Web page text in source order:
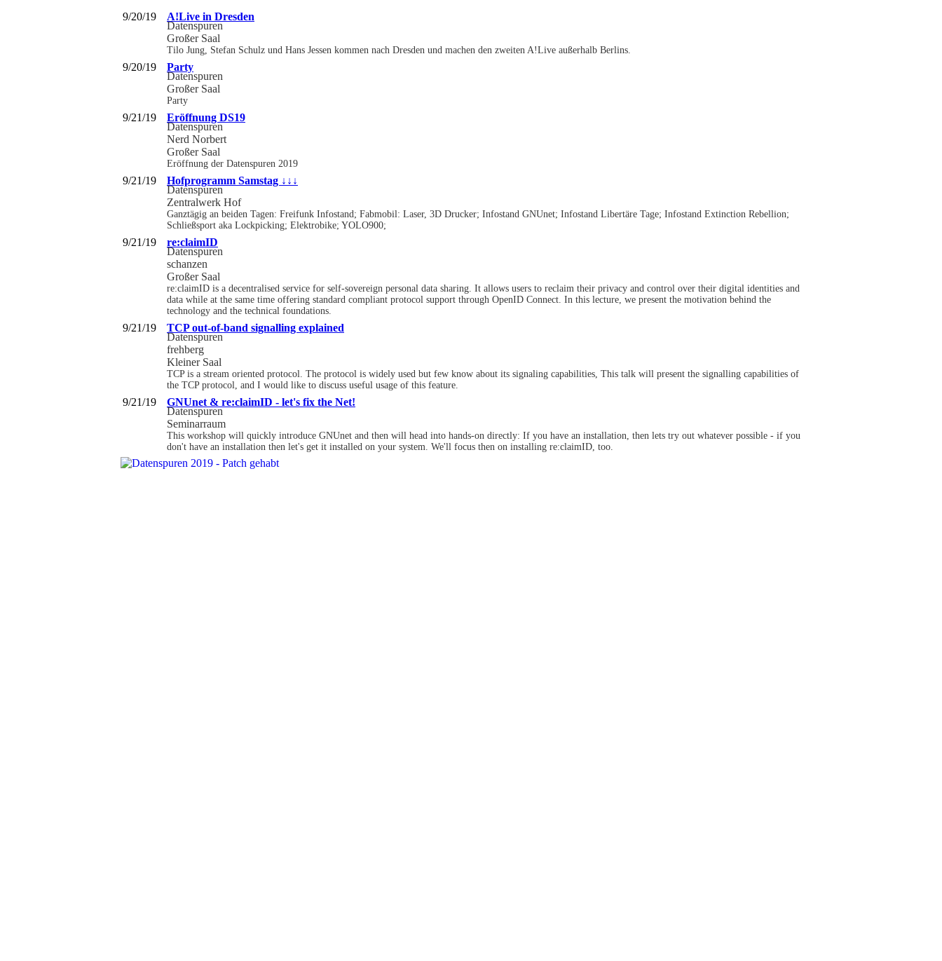
9/20/19 A!Live in Dresden
Datenspuren
Großer Saal
Tilo Jung, Stefan Schulz und Hans Jessen kommen nach Dresden und machen den zweiten A!Live außerhalb Berlins.
9/20/19 Party
Datenspuren
Großer Saal
Party
9/21/19 Eröffnung DS19
Datenspuren
Nerd Norbert
Großer Saal
Eröffnung der Datenspuren 2019
9/21/19 Hofprogramm Samstag ↓↓↓
Datenspuren
Zentralwerk Hof
Ganztägig an beiden Tagen: Freifunk Infostand; Fabmobil: Laser, 3D Drucker; Infostand GNUnet; Infostand Libertäre Tage; Infostand Extinction Rebellion;
Schließsport aka Lockpicking; Elektrobike; YOLO900;
9/21/19 re:claimID
Datenspuren
schanzen
Großer Saal
re:claimID is a decentralised service for self-sovereign personal data sharing. It allows users to reclaim their privacy and control over their digital identities and
data while at the same time offering standard compliant protocol support through OpenID Connect. In this lecture, we present the motivation behind the
technology and the technical foundations.
9/21/19 TCP out-of-band signalling explained
Datenspuren
frehberg
Kleiner Saal
TCP is a stream oriented protocol. The protocol is widely used but few know about its signaling capabilities, This talk will present the signalling capabilities of
the TCP protocol, and I would like to discuss useful usage of this feature.
9/21/19 GNUnet & re:claimID - let's fix the Net!
Datenspuren
Seminarraum
This workshop will quickly introduce GNUnet and then will head into hands-on directly: If you have an installation, then lets try out whatever possible - if you
don't have an installation then let's get it installed on your system. We'll focus then on installing re:claimID, too.